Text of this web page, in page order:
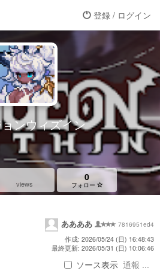
登録 / ログイン
ンウィズイン
views
0
フォロー
ああああ
7816951ed4
作成: 2026/05/24 (日) 16:48:43
最終更新: 2026/05/31 (日) 10:06:46
ソース表示 通報 ...